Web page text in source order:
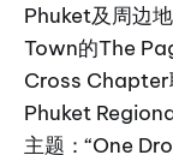
Phuket及周边
Town的The
Cross Chapter
Phuket
主题：“One